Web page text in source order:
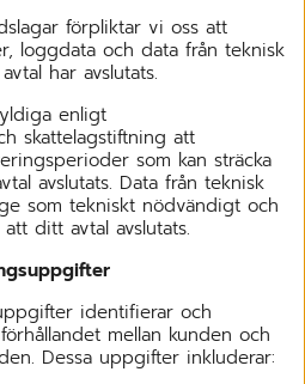
förpliktar vi oss att
loggdata och data från teknisk
har avslutats.
enligt
skattelagstiftning att
som kan sträcka
avslutats. Data från teknisk
som tekniskt nödvändigt och
ditt avtal avslutats.
identifierar och
mellan kunden och
Dessa uppgifter inkluderar: